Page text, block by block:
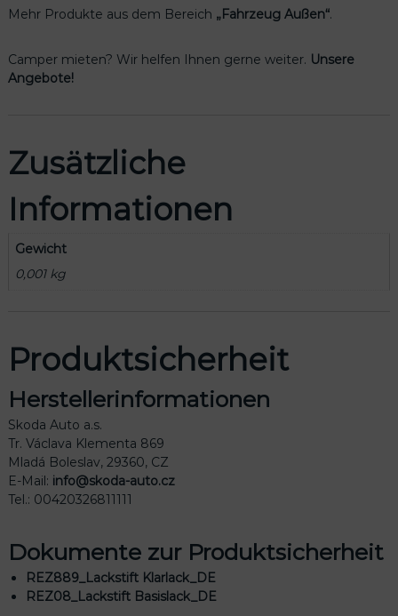
g
Mehr Produkte aus dem Bereich „Fahrzeug Außen“.
Camper mieten? Wir helfen Ihnen gerne weiter. Unsere
Angebote!
Zusätzliche
Informationen
Gewicht
0,001 kg
Produktsicherheit
Herstellerinformationen
Skoda Auto a.s.
Tr. Václava Klementa 869
Mladá Boleslav, 29360, CZ
E-Mail: info@skoda-auto.cz
Tel.: 00420326811111
Dokumente zur Produktsicherheit
REZ889_Lackstift Klarlack_DE
REZ08_Lackstift Basislack_DE